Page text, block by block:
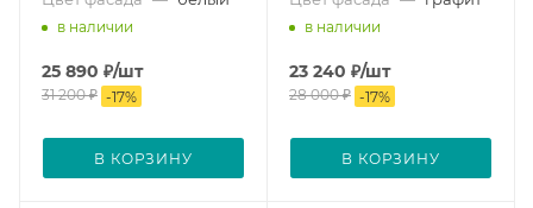
в наличии
25 890 ₽/шт
31 200₽ -17%
В КОРЗИНУ
в наличии
23 240 ₽/шт
28 000₽ -17%
В КОРЗИНУ